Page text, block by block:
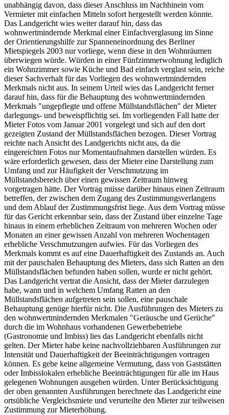
unabhängig davon, dass dieser Anschluss im Nachhinein vom
Vermieter mit einfachen Mitteln sofort hergestellt werden könnte.
Das Landgericht wies weiter darauf hin, dass das
wohnwertmindernde Merkmal einer Einfachverglasung im Sinne
der Orientierungshilfe zur Spanneneinordnung des Berliner
Mietspiegels 2003 nur vorliege, wenn diese in den Wohnräumen
überwiegen würde. Würden in einer Fünfzimmerwohnung lediglich
ein Wohnzimmer sowie Küche und Bad einfach verglast sein, reiche
dieser Sachverhalt für das Vorliegen des wohnwertmindernden
Merkmals nicht aus. In seinem Urteil wies das Landgericht ferner
darauf hin, dass für die Behauptung des wohnwertmindernden
Merkmals "ungepflegte und offene Müllstandsflächen" der Mieter
darlegungs- und beweispflichtig sei. Im vorliegenden Fall hatte der
Mieter Fotos vom Januar 2001 vorgelegt und sich auf den dort
gezeigten Zustand der Müllstandsflächen bezogen. Dieser Vortrag
reichte nach Ansicht des Landgerichts nicht aus, da die
eingereichten Fotos nur Momentaufnahmen darstellen würden. Es
wäre erforderlich gewesen, dass der Mieter eine Darstellung zum
Umfang und zur Häufigkeit der Verschmutzung im
Müllstandsbereich über einen gewissen Zeitraum hinweg
vorgetragen hätte. Der Vortrag müsse darüber hinaus einen Zeitraum
betreffen, der zwischen dem Zugang des Zustimmungsverlangens
und dem Ablauf der Zustimmungsfrist liege. Aus dem Vortrag müsse
für das Gericht erkennbar sein, dass der Zustand über einzelne Tage
hinaus in einem erheblichen Zeitraum von mehreren Wochen oder
Monaten an einer gewissen Anzahl von mehreren Wochentagen
erhebliche Verschmutzungen aufwies. Für das Vorliegen des
Merkmals kommt es auf eine Dauerhaftigkeit des Zustands an. Auch
mit der pauschalen Behauptung des Mieters, dass sich Ratten an den
Müllstandsflächen befunden haben sollen, wurde er nicht gehört.
Das Landgericht vertrat die Ansicht, dass der Mieter darzulegen
habe, wann und in welchem Umfang Ratten an den
Müllstandsflächen aufgetreten sein sollen, eine pauschale
Behauptung genüge hierfür nicht. Die Ausführungen des Mieters zu
den wohnwertmindernden Merkmalen "Geräusche und Gerüche"
durch die im Wohnhaus vorhandenen Gewerbebetriebe
(Gastronomie und Imbiss) lies das Landgericht ebenfalls nicht
gelten. Der Mieter habe keine nachvollziehbaren Ausführungen zur
Intensität und Dauerhaftigkeit der Beeinträchtigungen vortragen
können. Es gebe keine allgemeine Vermutung, dass von Gaststätten
oder Imbisslokalen erhebliche Beeinträchtigungen für alle im Haus
gelegenen Wohnungen ausgehen würden. Unter Berücksichtigung
der oben genannten Ausführungen berechnete das Landgericht eine
ortsübliche Vergleichsmiete und verurteilte den Mieter zur teilweisen
Zustimmung zur Mieterhöhung.